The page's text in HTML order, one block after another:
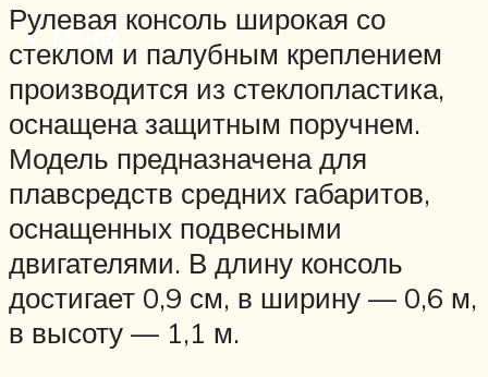
Меню
Рулевая консоль широкая со
стеклом и палубным креплением
производится из стеклопластика,
оснащена защитным поручнем.
Модель предназначена для
плавсредств средних габаритов,
оснащенных подвесными
двигателями. В длину консоль
достигает 0,9 см, в ширину — 0,6 м,
в высоту — 1,1 м.